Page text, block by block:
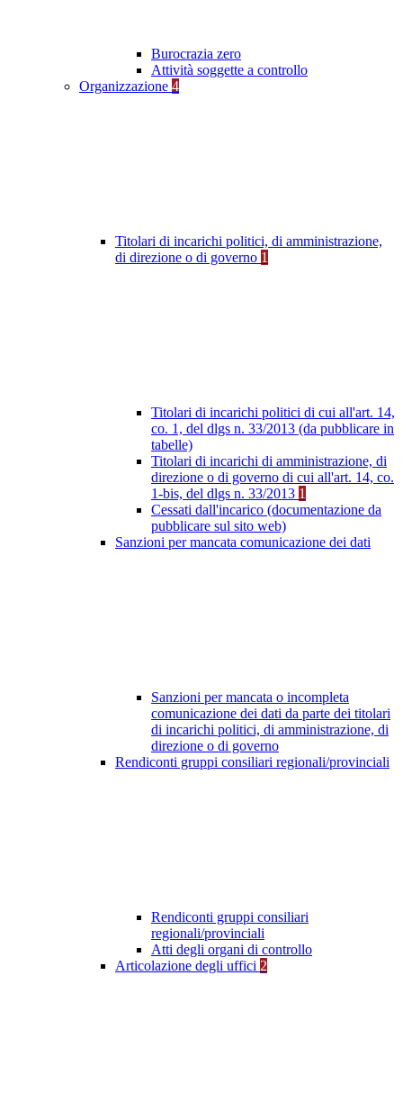
Burocrazia zero
Attività soggette a controllo
Organizzazione 4
Titolari di incarichi politici, di amministrazione,
di direzione o di governo 1
Titolari di incarichi politici di cui all'art. 14,
co. 1, del dlgs n. 33/2013 (da pubblicare in
tabelle)
Titolari di incarichi di amministrazione, di
direzione o di governo di cui all'art. 14, co.
1-bis, del dlgs n. 33/2013 1
Cessati dall'incarico (documentazione da
pubblicare sul sito web)
Sanzioni per mancata comunicazione dei dati
Sanzioni per mancata o incompleta
comunicazione dei dati da parte dei titolari
di incarichi politici, di amministrazione, di
direzione o di governo
Rendiconti gruppi consiliari regionali/provinciali
Rendiconti gruppi consiliari
regionali/provinciali
Atti degli organi di controllo
Articolazione degli uffici 2